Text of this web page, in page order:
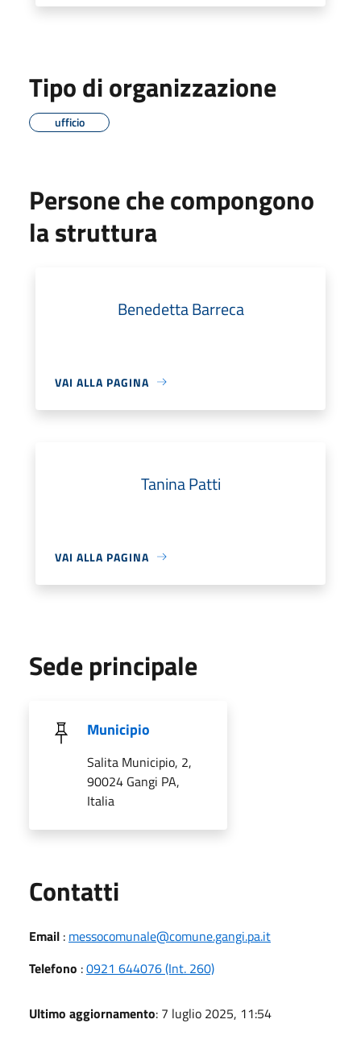
Tipo di organizzazione
ufficio
Persone che compongono
la struttura
Benedetta Barreca
VAI ALLA PAGINA
Tanina Patti
VAI ALLA PAGINA
Sede principale
Municipio
Salita Municipio, 2,
90024 Gangi PA,
Italia
Contatti
Email : messocomunale@comune.gangi.pa.it
Telefono :0921 644076 (Int. 260)
Ultimo aggiornamento: 7 luglio 2025, 11:54